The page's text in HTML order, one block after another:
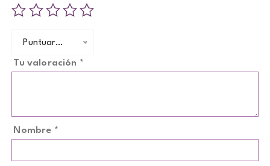
Puntuar…
Tu valoración *
Nombre *